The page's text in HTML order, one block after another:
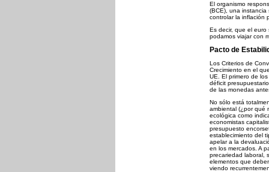
El organismo
(BCE), una
controlar la inflación
Es decir, que el
podamos viajar con
Pacto de
Los Criterios de
Crecimiento en el
UE. El primero de
déficit
de las monedas
No sólo está
ambiental (¿por qué
ecológica como
economistas
presupuesto
establecimiento del
apelar a la
en los mercados. A
precariedad laboral,
elementos que
viendo